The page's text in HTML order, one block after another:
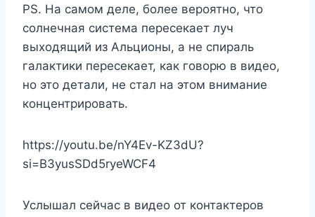
PS. На самом деле, более вероятно, что
солнечная система пересекает луч
выходящий из Альционы, а не спираль
галактики пересекает, как говорю в видео,
но это детали, не стал на этом внимание
концентрировать.
https://youtu.be/nY4Ev-KZ3dU?
si=B3yusSDd5ryeWCF4
Услышал сейчас в видео от контактеров